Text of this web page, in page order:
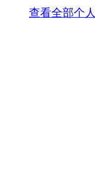
查看全部个